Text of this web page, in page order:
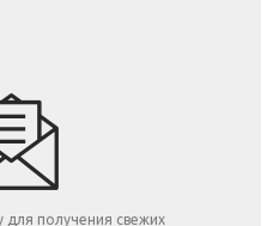
получения свежих